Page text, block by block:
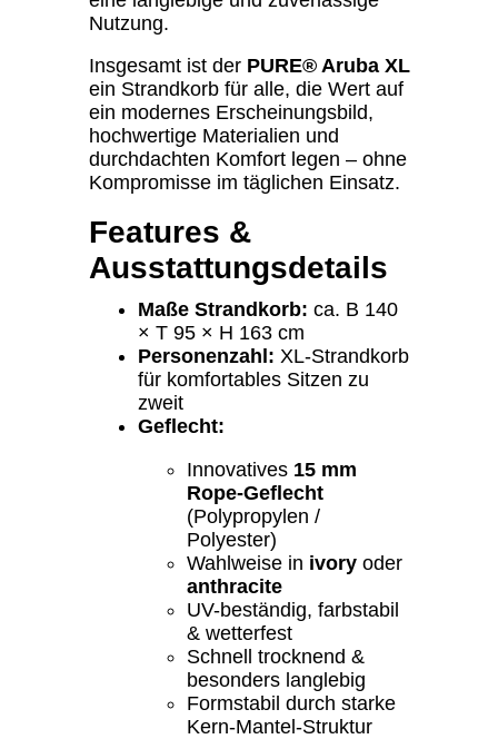
Nutzung.
Insgesamt ist der PURE® Aruba XL
ein Strandkorb für alle, die Wert auf
ein modernes Erscheinungsbild,
hochwertige Materialien und
durchdachten Komfort legen – ohne
Kompromisse im täglichen Einsatz.
Features &
Ausstattungsdetails
Maße Strandkorb: ca. B 140
× T 95 × H 163 cm
Personenzahl: XL-Strandkorb
für komfortables Sitzen zu
zweit
Geflecht:
Innovatives 15 mm
Rope-Geflecht
(Polypropylen /
Polyester)
Wahlweise in ivory oder
anthracite
UV-beständig, farbstabil
& wetterfest
Schnell trocknend &
besonders langlebig
Formstabil durch starke
Kern-Mantel-Struktur